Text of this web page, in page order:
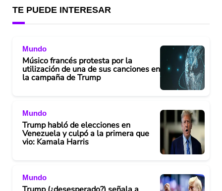
TE PUEDE INTERESAR
Mundo
Músico francés protesta por la
utilización de una de sus canciones en
la campaña de Trump
Mundo
Trump habló de elecciones en
Venezuela y culpó a la primera que
vio: Kamala Harris
Mundo